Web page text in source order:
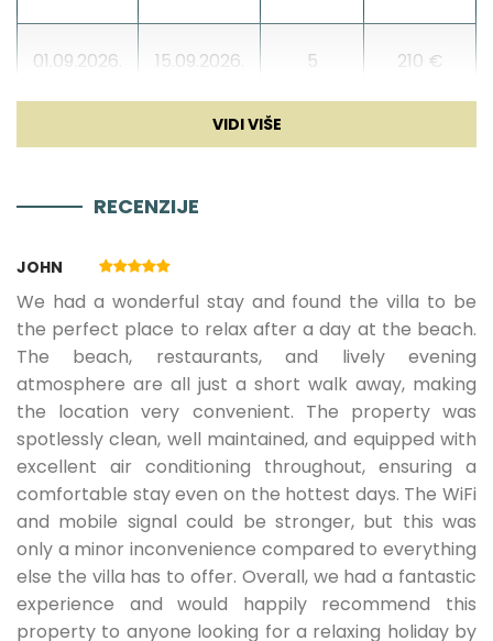
01.09.2026. 15.09.2026. 5 210 €
30.09.2026.
01.10.2026. 15.10.2026.
01.06.2027. 15.06.2027. 5 190 €
16.06.2027. 30.06.2027. 5 270 €
01.07.2027. 08.07.2027. 300 €
09.07.2027. 23.08.2027. 5 380 €
RECENZIJE
JOHN
We had a wonderful stay and found the villa to be
the perfect place to relax after a day at the beach.
The beach, restaurants, and lively evening
atmosphere are all just a short walk away, making
the location very convenient. The property was
spotlessly clean, well maintained, and equipped with
excellent air conditioning throughout, ensuring a
comfortable stay even on the hottest days. The WiFi
and mobile signal could be stronger, but this was
only a minor inconvenience compared to everything
else the villa has to offer. Overall, we had a fantastic
experience and would happily recommend this
property to anyone looking for a relaxing holiday by